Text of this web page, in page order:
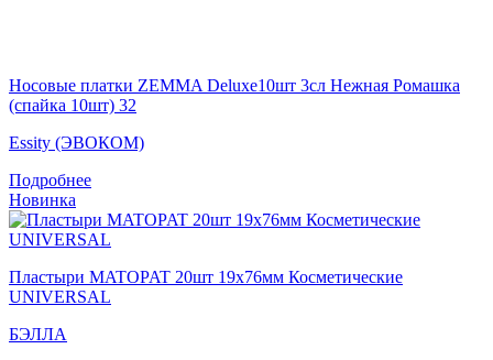
Носовые платки ZEMMA Deluxe10шт 3сл Нежная Ромашка
(спайка 10шт) 32
Essity (ЭВОКОМ)
Подробнее
Новинка
Пластыри MATOPAT 20шт 19x76мм Косметические
UNIVERSAL
БЭЛЛА